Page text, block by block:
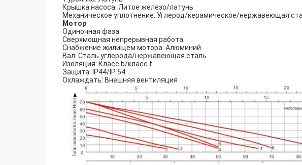
Крышка насоса: Литое железо/латунь
Механическое уплотнение: Углерод/керамическое/нержавеющая
Мотор
Одиночная фаза
Сверхмощная непрерывная работа
Снабжение жилищем мотора: Алюминий
Вал: Сталь углерода/нержавеющая сталь
Изоляция: Класс b/класс f
Защита: IP44/IP 54
Охлаждать: Внешняя вентиляция